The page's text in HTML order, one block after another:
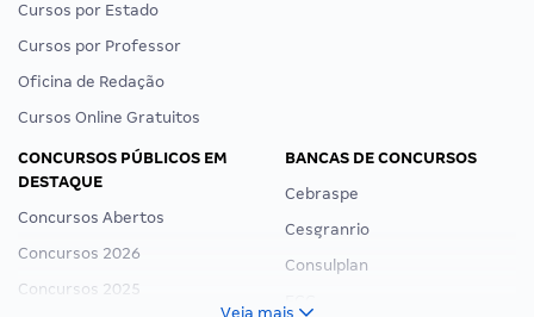
Cursos por Estado
Cursos por Professor
Oficina de Redação
Cursos Online Gratuitos
CONCURSOS PÚBLICOS EM
DESTAQUE
Concursos Abertos
Concursos 2026
Concursos 2025
BANCAS DE CONCURSOS
Cebraspe
Cesgranrio
Consulplan
Veja mais